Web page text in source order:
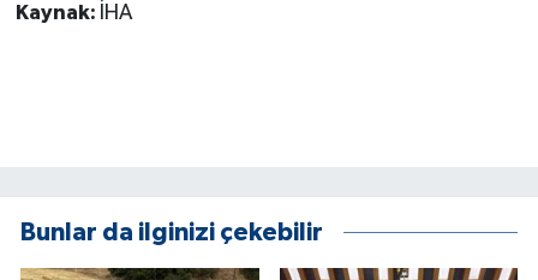
Kaynak: İHA
Bunlar da ilginizi çekebilir
YEREL